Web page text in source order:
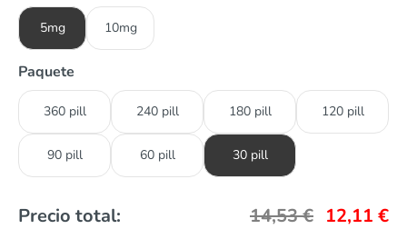
5mg 10mg
Paquete
360 pill 240 pill 180 pill 120 pill
90 pill 60 pill 30 pill
Precio total: 14,53€ 12,11 €